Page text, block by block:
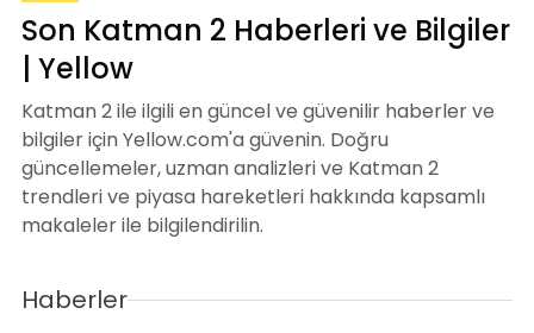
Son Katman 2 Haberleri ve Bilgiler
| Yellow
Katman 2 ile ilgili en güncel ve güvenilir haberler ve
bilgiler için Yellow.com'a güvenin. Doğru
güncellemeler, uzman analizleri ve Katman 2
trendleri ve piyasa hareketleri hakkında kapsamlı
makaleler ile bilgilendirilin.
Haberler